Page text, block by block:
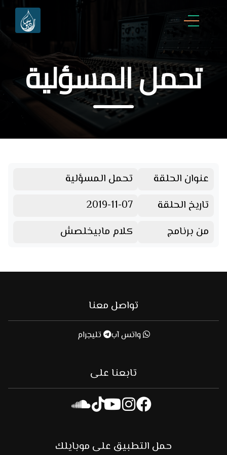
تحمل المسؤلية
عنوان الحلقة
تحمل المسؤلية
تاريخ الحلقة
2019-11-07
من برنامج
كلام مابيخلصش
تواصل معنا
واتس آب تليجرام
تابعنا على
حمل التطبيق على موبايلك